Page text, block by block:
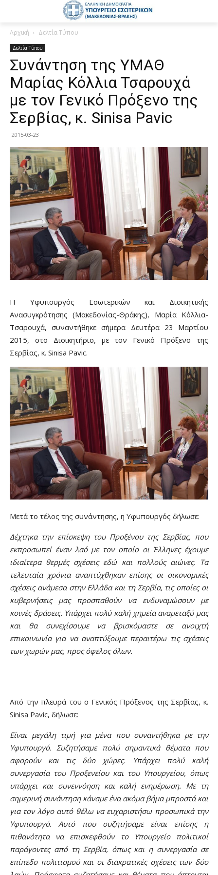
Αρχική Δελτία Τύπου
Δελτία Τύπου
Συνάντηση της ΥΜΑΘ
Μαρίας Κόλλια Τσαρουχά
με τον Γενικό Πρόξενο της
Σερβίας, κ. Sinisa Pavic
2015-03-23
Η Υφυπουργός Εσωτερικών και Διοικητικής
Ανασυγκρότησης (Μακεδονίας-Θράκης), Μαρία Κόλλια-
Τσαρουχά, συναντήθηκε σήμερα Δευτέρα 23 Μαρτίου
2015, στο Διοικητήριο, με τον Γενικό Πρόξενο της
Σερβίας, κ. Sinisa Pavic.
Μετά το τέλος της συνάντησης, η Υφυπουργός δήλωσε:
Δέχτηκα την επίσκεψη του Προξένου της Σερβίας, που
εκπροσωπεί έναν λαό με τον οποίο οι Έλληνες έχουμε
ιδιαίτερα θερμές σχέσεις εδώ και πολλούς αιώνες. Τα
τελευταία χρόνια αναπτύχθηκαν επίσης οι οικονομικές
σχέσεις ανάμεσα στην Ελλάδα και τη Σερβία, τις οποίες οι
κυβερνήσεις μας προσπαθούν να ενδυναμώσουν με
κοινές δράσεις. Υπάρχει πολύ καλή χημεία αναμεταξύ μας
και θα συνεχίσουμε να βρισκόμαστε σε ανοιχτή
επικοινωνία για να αναπτύξουμε περαιτέρω τις σχέσεις
των χωρών μας, προς όφελος όλων.
Από την πλευρά του ο Γενικός Πρόξενος της Σερβίας, κ.
Sinisa Pavic, δήλωσε:
Είναι μεγάλη τιμή για μένα που συναντήθηκα με την
Υφυπουργό. Συζητήσαμε πολύ σημαντικά θέματα που
αφορούν και τις δύο χώρες. Υπάρχει πολύ καλή
συνεργασία του Προξενείου και του Υπουργείου, όπως
υπάρχει και συνεννόηση και καλή ενημέρωση. Με τη
σημερινή συνάντηση κάναμε ένα ακόμα βήμα μπροστά και
για τον λόγο αυτό θέλω να ευχαριστήσω προσωπικά την
Υφυπουργό. Αυτό που συζητήσαμε είναι επίσης η
πιθανότητα να επισκεφθούν το Υπουργείο πολιτικοί
παράγοντες από τη Σερβία, όπως και η συνεργασία σε
επίπεδο πολιτισμού και οι διακρατικές σχέσεις των δύο